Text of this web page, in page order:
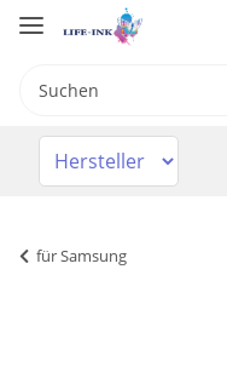
für Samsung